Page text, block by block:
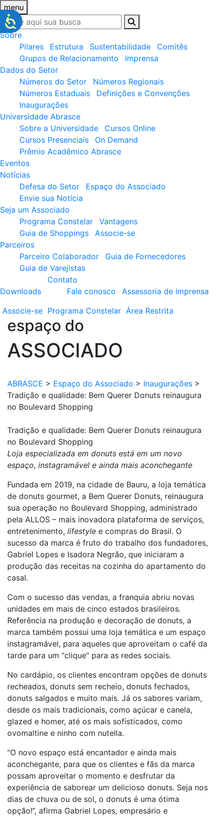
menu
Sobre
Pilares
Estrutura Sustentabilidade
Comitês
Grupos de Relacionamento
Imprensa
Dados do Setor
Números do Setor
Números Regionais
Números Estaduais
Definições e Convenções
Inaugurações
Universidade Abrasce
Sobre a Universidade
Cursos Online
Cursos Presenciais
On Demand
Prêmio Acadêmico Abrasce
Eventos
Notícias
Defesa do Setor
Espaço do Associado
Envie sua Notícia
Seja um Associado
Programa Constelar
Vantagens
Guia de Shoppings
Associe-se
Parceiros
Parceiro Colaborador
Guia de Fornecedores
Guia de Varejistas
Downloads
Contato
Fale conosco
Assessoria de Imprensa
Associe-se Programa Constelar Área Restrita
espaço do
ASSOCIADO
ABRASCE > Espaço do Associado > Inaugurações >
Tradição e qualidade: Bem Querer Donuts reinaugura
no Boulevard Shopping
Tradição e qualidade: Bem Querer Donuts reinaugura
no Boulevard Shopping
Loja especializada em donuts está em um novo
espaço, instagramável e ainda mais aconchegante
Fundada em 2019, na cidade de Bauru, a loja temática
de donuts gourmet, a Bem Querer Donuts, reinaugura
sua operação no Boulevard Shopping, administrado
pela ALLOS – mais inovadora plataforma de serviços,
entretenimento, lifestyle e compras do Brasil. O
sucesso da marca é fruto do trabalho dos fundadores,
Gabriel Lopes e Isadora Negrão, que iniciaram a
produção das receitas na cozinha do apartamento do
casal.
Com o sucesso das vendas, a franquia abriu novas
unidades em mais de cinco estados brasileiros.
Referência na produção e decoração de donuts, a
marca também possui uma loja temática e um espaço
instagramável, para aqueles que aproveitam o café da
tarde para um “clique” para as redes sociais.
No cardápio, os clientes encontram opções de donuts
recheados, donuts sem recheio, donuts fechados,
donuts salgados e muito mais. Já os sabores variam,
desde os mais tradicionais, como açúcar e canela,
glazed e homer, até os mais sofisticados, como
ovomaltine e ninho com nutella.
“O novo espaço está encantador e ainda mais
aconchegante, para que os clientes e fãs da marca
possam aproveitar o momento e desfrutar da
experiência de saborear um delicioso donuts. Seja nos
dias de chuva ou de sol, o donuts é uma ótima
opção!”, afirma Gabriel Lopes, empresário e